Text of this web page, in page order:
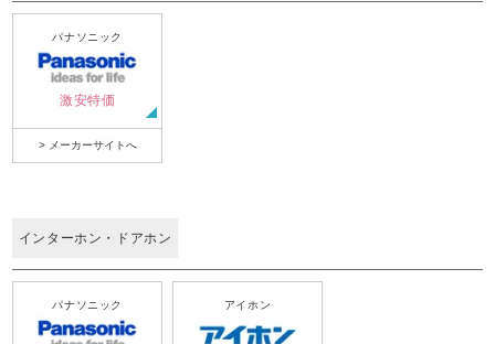
パナソニック
激安特価
> メーカーサイトへ
インターホン・ドアホン
パナソニック アイホン